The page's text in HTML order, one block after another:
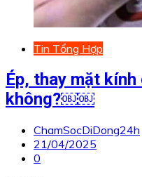
Tin Tổng Hợp
Ép, thay mặt
không?￼￼
ChamSocDiDong24h
21/04/2025
0